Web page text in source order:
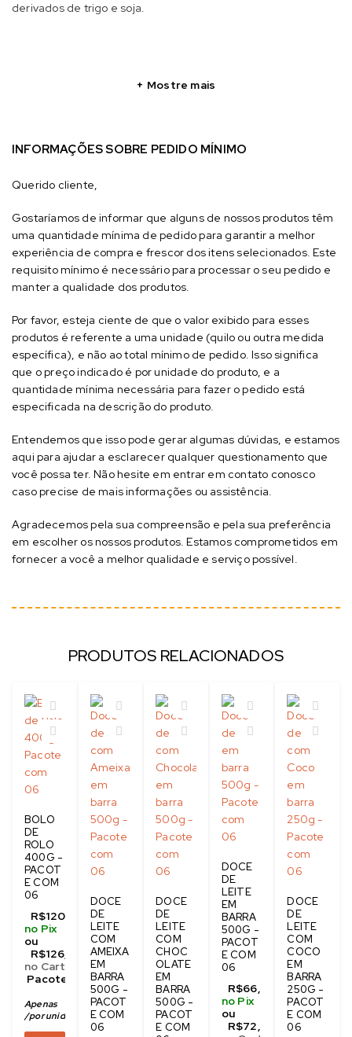
derivados de trigo e soja.
Mostre mais
INFORMAÇÕES SOBRE PEDIDO MÍNIMO
Querido cliente,
Gostaríamos de informar que alguns de nossos produtos têm
uma quantidade mínima de pedido para garantir a melhor
experiência de compra e frescor dos itens selecionados. Este
requisito mínimo é necessário para processar o seu pedido e
manter a qualidade dos produtos.
Por favor, esteja ciente de que o valor exibido para esses
produtos é referente a uma unidade (quilo ou outra medida
específica), e não ao total mínimo de pedido. Isso significa
que o preço indicado é por unidade do produto, e a
quantidade mínima necessária para fazer o pedido está
especificada na descrição do produto.
Entendemos que isso pode gerar algumas dúvidas, e estamos
aqui para ajudar a esclarecer qualquer questionamento que
você possa ter. Não hesite em entrar em contato conosco
caso precise de mais informações ou assistência.
Agradecemos pela sua compreensão e pela sua preferência
em escolher os nossos produtos. Estamos comprometidos em
fornecer a você a melhor qualidade e serviço possível.
PRODUTOS RELACIONADOS
BOLO
DE
ROLO
400G -
PACOT
E COM
06
R$120,00
no Pix
ou
R$126,00
no Cartão
Pacote com 06
Apenas
20,00
/por unidade no pix
DOCE
DE
LEITE
COM
AMEIXA
EM
BARRA
500G -
PACOT
E COM
06
DOCE
DE
LEITE
COM
CHOC
OLATE
EM
BARRA
500G -
PACOT
E COM
DOCE
DE
LEITE
EM
BARRA
500G -
PACOT
E COM
06
R$66,00
no Pix
ou
R$72,00
DOCE
DE
LEITE
COM
COCO
EM
BARRA
250G -
PACOT
E COM
06